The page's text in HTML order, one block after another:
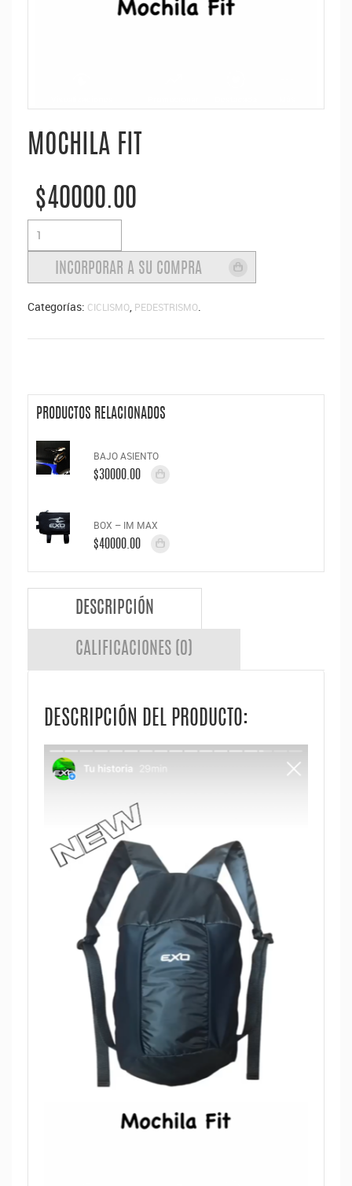
MOCHILA FIT
$40000.00
Categorías: CICLISMO, PEDESTRISMO.
PRODUCTOS RELACIONADOS
BAJO ASIENTO
$30000.00
BOX – IM MAX
$40000.00
DESCRIPCIÓN
CALIFICACIONES (0)
DESCRIPCIÓN DEL PRODUCTO: